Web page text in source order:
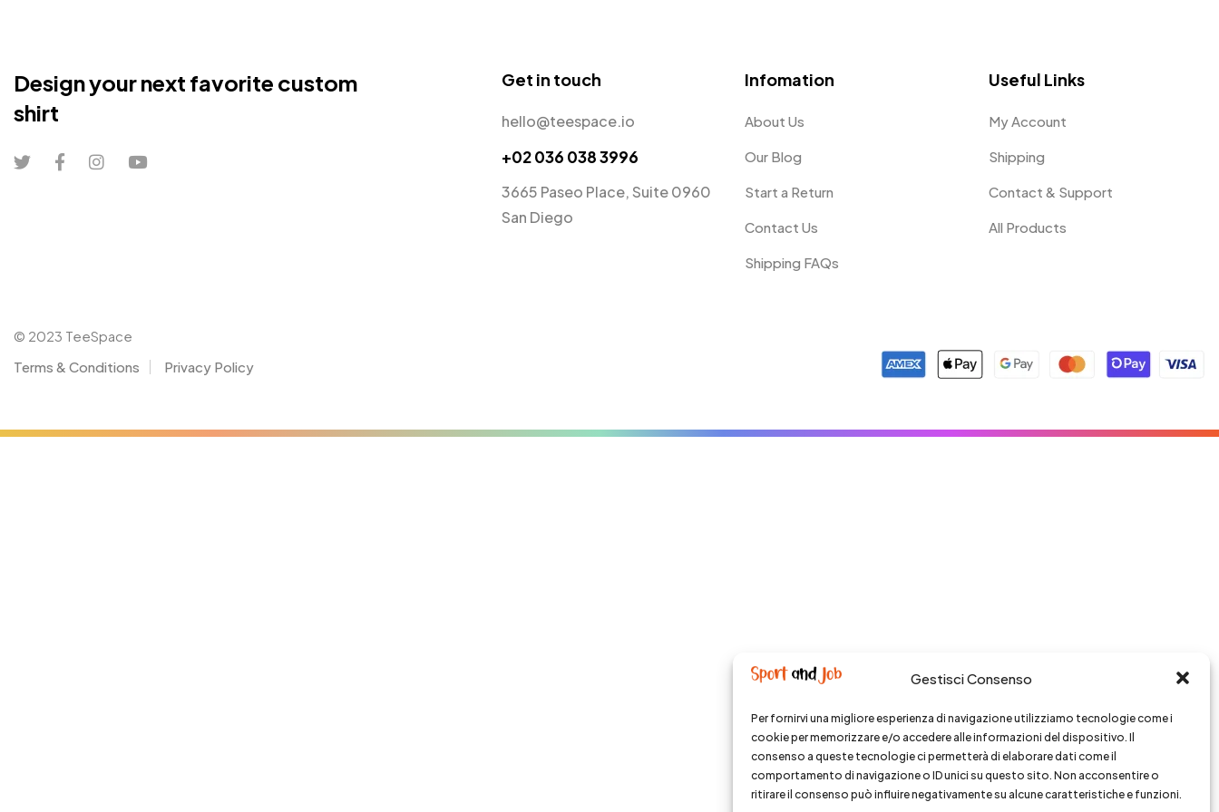
Gestisci Consenso
Per fornirvi una migliore esperienza di navigazione utilizziamo tecnologie come i
cookie per memorizzare e/o accedere alle informazioni del dispositivo. Il
consenso a queste tecnologie ci permetterà di elaborare dati come il
comportamento di navigazione o ID unici su questo sito. Non acconsentire o
ritirare il consenso può influire negativamente su alcune caratteristiche e funzioni.
Design your next favorite custom
shirt
Get in touch
hello@teespace.io
+02 036 038 3996
3665 Paseo Place, Suite 0960
San Diego
Infomation
About Us
Our Blog
Start a Return
Contact Us
Shipping FAQs
Useful Links
My Account
Shipping
Contact & Support
All Products
© 2023 TeeSpace
Terms & Conditions
Privacy Policy